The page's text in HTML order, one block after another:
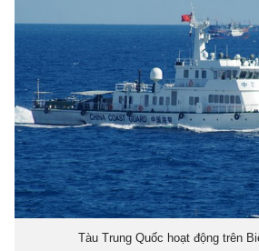
Tàu Trung Quốc hoạt động trên